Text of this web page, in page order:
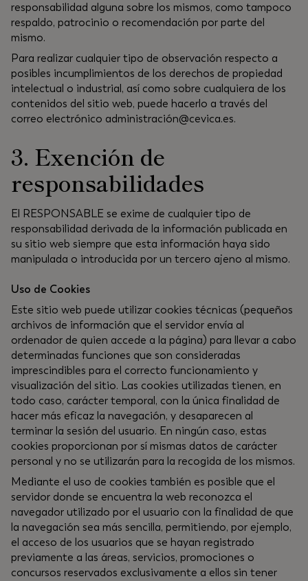
responsabilidad alguna sobre los mismos, como tampoco
respaldo, patrocinio o recomendación por parte del
mismo.
Para realizar cualquier tipo de observación respecto a
posibles incumplimientos de los derechos de propiedad
intelectual o industrial, así como sobre cualquiera de los
contenidos del sitio web, puede hacerlo a través del
correo electrónico administración@cevica.es.
3. Exención de
responsabilidades
El RESPONSABLE se exime de cualquier tipo de
responsabilidad derivada de la información publicada en
su sitio web siempre que esta información haya sido
manipulada o introducida por un tercero ajeno al mismo.
Uso de Cookies
Este sitio web puede utilizar cookies técnicas (pequeños
archivos de información que el servidor envía al
ordenador de quien accede a la página) para llevar a cabo
determinadas funciones que son consideradas
imprescindibles para el correcto funcionamiento y
visualización del sitio. Las cookies utilizadas tienen, en
todo caso, carácter temporal, con la única finalidad de
hacer más eficaz la navegación, y desaparecen al
terminar la sesión del usuario. En ningún caso, estas
cookies proporcionan por sí mismas datos de carácter
personal y no se utilizarán para la recogida de los mismos.
Mediante el uso de cookies también es posible que el
servidor donde se encuentra la web reconozca el
navegador utilizado por el usuario con la finalidad de que
la navegación sea más sencilla, permitiendo, por ejemplo,
el acceso de los usuarios que se hayan registrado
previamente a las áreas, servicios, promociones o
concursos reservados exclusivamente a ellos sin tener